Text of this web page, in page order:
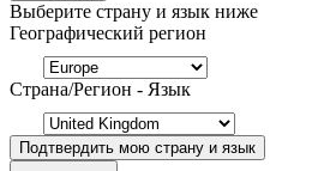
Выберите страну и язык ниже
Географический регион
Страна/Регион - Язык
Подтвердить мою страну и язык